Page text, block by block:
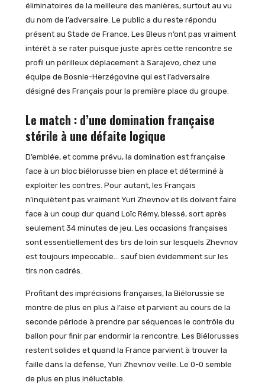
éliminatoires de la meilleure des manières, surtout au vu
du nom de l’adversaire. Le public a du reste répondu
présent au Stade de France. Les Bleus n’ont pas vraiment
intérêt à se rater puisque juste après cette rencontre se
profil un périlleux déplacement à Sarajevo, chez une
équipe de Bosnie-Herzégovine qui est l’adversaire
désigné des Français pour la première place du groupe.
Le match : d’une domination française
stérile à une défaite logique
D’emblée, et comme prévu, la domination est française
face à un bloc biélorusse bien en place et déterminé à
exploiter les contres. Pour autant, les Français
n’inquiètent pas vraiment Yuri Zhevnov et ils doivent faire
face à un coup dur quand Loïc Rémy, blessé, sort après
seulement 34 minutes de jeu. Les occasions françaises
sont essentiellement des tirs de loin sur lesquels Zhevnov
est toujours impeccable… sauf bien évidemment sur les
tirs non cadrés.
Profitant des imprécisions françaises, la Biélorussie se
montre de plus en plus à l’aise et parvient au cours de la
seconde période à prendre par séquences le contrôle du
ballon pour finir par endormir la rencontre. Les Biélorusses
restent solides et quand la France parvient à trouver la
faille dans la défense, Yuri Zhevnov veille. Le 0-0 semble
de plus en plus inéluctable.